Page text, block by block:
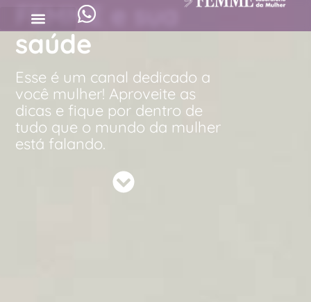
FEMME e sua
saúde
Esse é um canal dedicado a
você mulher! Aproveite as
dicas e fique por dentro de
tudo que o mundo da mulher
está falando.